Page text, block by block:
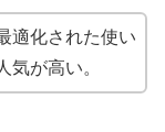
適化された使い
気が高い。